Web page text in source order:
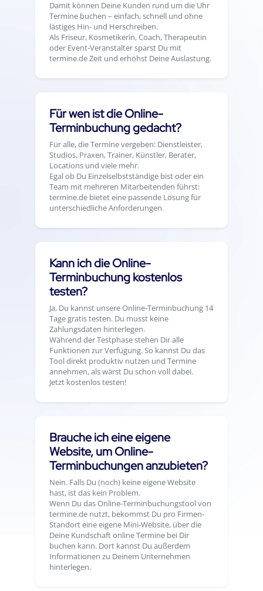
Damit können Deine Kunden rund um die Uhr
Termine buchen – einfach, schnell und ohne
lästiges Hin- und Herschreiben.
Als Friseur, Kosmetikerin, Coach, Therapeutin
oder Event-Veranstalter sparst Du mit
termine.de Zeit und erhöhst Deine Auslastung.
Für wen ist die Online-
Terminbuchung gedacht?
Für alle, die Termine vergeben: Dienstleister,
Studios, Praxen, Trainer, Künstler, Berater,
Locations und viele mehr.
Egal ob Du Einzelselbstständige bist oder ein
Team mit mehreren Mitarbeitenden führst:
termine.de bietet eine passende Lösung für
unterschiedliche Anforderungen.
Kann ich die Online-
Terminbuchung kostenlos
testen?
Ja, Du kannst unsere Online-Terminbuchung 14
Tage gratis testen. Du musst keine
Zahlungsdaten hinterlegen.
Während der Testphase stehen Dir alle
Funktionen zur Verfügung. So kannst Du das
Tool direkt produktiv nutzen und Termine
annehmen, als wärst Du schon voll dabei.
Jetzt kostenlos testen!
Brauche ich eine eigene
Website, um Online-
Terminbuchungen anzubieten?
Nein. Falls Du (noch) keine eigene Website
hast, ist das kein Problem.
Wenn Du das Online-Terminbuchungstool von
termine.de nutzt, bekommst Du pro Firmen-
Standort eine eigene Mini-Website, über die
Deine Kundschaft online Termine bei Dir
buchen kann. Dort kannst Du außerdem
Informationen zu Deinem Unternehmen
hinterlegen.